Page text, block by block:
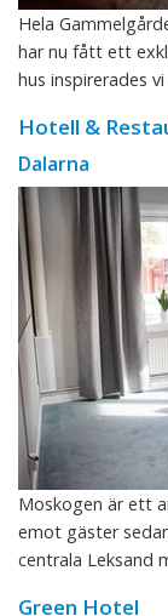
Hela
har nu fått ett
hus inspirerades
Hotell &
Dalarna
Moskogen är ett
emot gäster
centrala Leksand
Green Hotel